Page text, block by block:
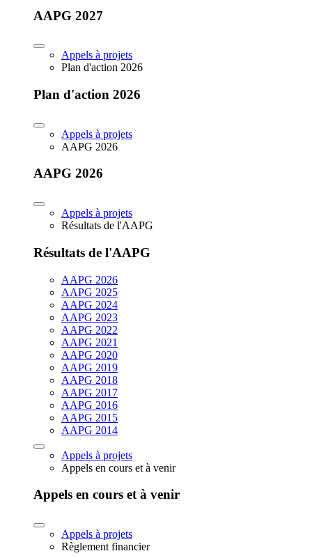
AAPG 2027
Appels à projets
Plan d'action 2026
Plan d'action 2026
Appels à projets
AAPG 2026
AAPG 2026
Appels à projets
Résultats de l'AAPG
Résultats de l'AAPG
AAPG 2026
AAPG 2025
AAPG 2024
AAPG 2023
AAPG 2022
AAPG 2021
AAPG 2020
AAPG 2019
AAPG 2018
AAPG 2017
AAPG 2016
AAPG 2015
AAPG 2014
Appels à projets
Appels en cours et à venir
Appels en cours et à venir
Appels à projets
Règlement financier